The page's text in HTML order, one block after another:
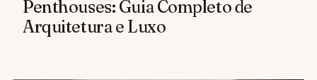
Penthouses: Guia Completo de
Arquitetura e Luxo